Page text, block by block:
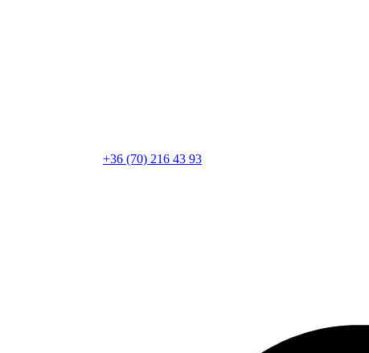
+36 (70) 216 43 93